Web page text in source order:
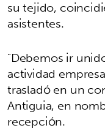
su tejido,
asistentes.
"Debemos ir
actividad
trasladó en un
Antiguia, en
recepción.